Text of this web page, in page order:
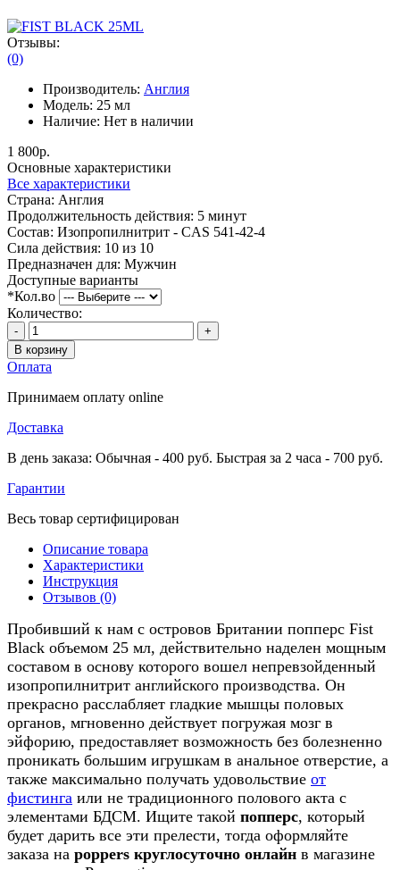
Отзывы:
(0)
Производитель: Англия
Модель: 25 мл
Наличие: Нет в наличии
1 800р.
Основные характеристики
Все характеристики
Страна: Англия
Продолжительность действия: 5 минут
Состав: Изопропилнитрит - CAS 541-42-4
Сила действия: 10 из 10
Предназначен для: Мужчин
Доступные варианты
*Кол.во
Количество:
-
+
В корзину
Оплата
Принимаем оплату online
Доставка
В день заказа: Обычная - 400 руб. Быстрая за 2 часа - 700 руб.
Гарантии
Весь товар сертифицирован
Описание товара
Характеристики
Инструкция
Отзывов (0)
Пробивший к нам с островов Британии попперс Fist
Black объемом 25 мл, действительно наделен мощным
составом в основу которого вошел непревзойденный
изопропилнитрит английского производства. Он
прекрасно расслабляет гладкие мышцы половых
органов, мгновенно действует погружая мозг в
эйфорию, предоставляет возможность без болезненно
проникать большим игрушкам в анальное отверстие, а
также максимально получать удовольствие от
фистинга или не традиционного полового акта с
элементами БДСМ. Ищите такой попперс, который
будет дарить все эти прелести, тогда оформляйте
заказа на poppers круглосуточно онлайн в магазине